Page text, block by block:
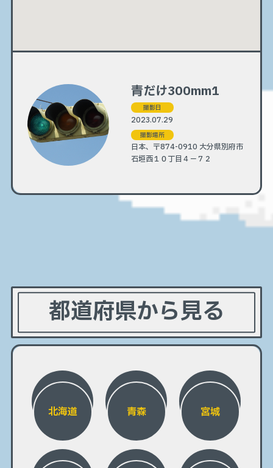
青だけ300mm1
撮影日
2023.07.29
撮影場所
日本、〒874-0910 大分県別府市
石垣西１０丁目４−７２
都道府県から見る
北海道 青森 宮城